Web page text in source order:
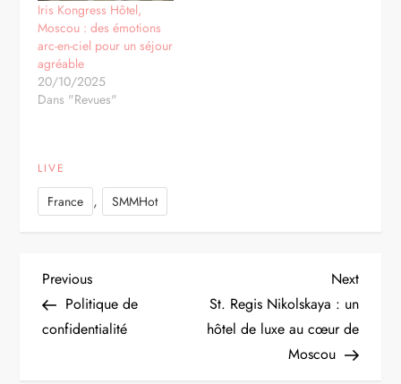
Iris Kongress Hôtel,
Moscou : des émotions
arc-en-ciel pour un séjour
agréable
20/10/2025
Dans "Revues"
LIVE
France , SMMHot
N
a
Previous
Post
Previous
Politique de
confidentialité
Next
Post
Next
St. Regis Nikolskaya : un
hôtel de luxe au cœur de
Moscou